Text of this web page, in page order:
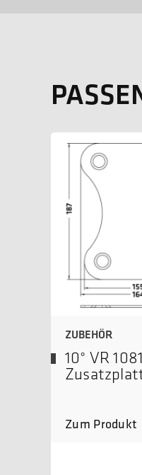
ZUBEHÖR
10° VR
Zum Produkt